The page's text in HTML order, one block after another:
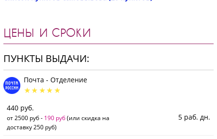
ЦЕНЫ И СРОКИ
ПУНКТЫ ВЫДАЧИ:
Почта - Отделение
440 руб.
от 2500 руб - 190 руб(или скидка на
доставку 250 руб)
5 раб. дн.